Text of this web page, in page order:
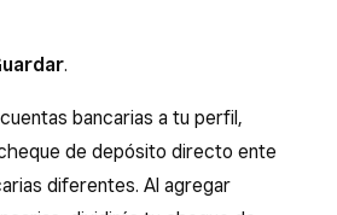
.
bancarias a tu perfil,
de depósito directo ente
diferentes. Al agregar